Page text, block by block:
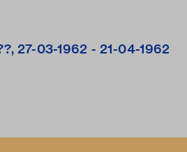
27-03-1962 - 21-04-1962